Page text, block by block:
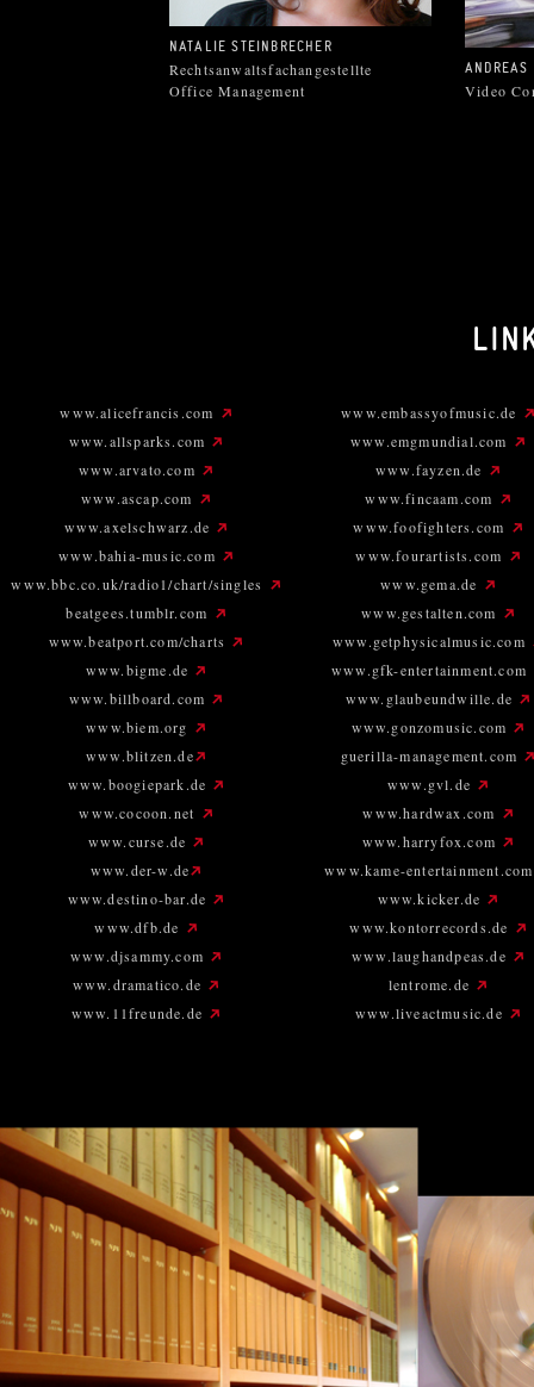
NATALIE STEINBRECHER
Rechtsanwaltsfachangestellte
Office Management
ANDREAS
Video
www.alicefrancis.com
www.allsparks.com
www.arvato.com
www.ascap.com
www.axelschwarz.de
www.bahia-music.com
www.bbc.co.uk/radio1/chart/singles
beatgees.tumblr.com
www.beatport.com/charts
www.bigme.de
www.billboard.com
www.biem.org
www.blitzen.de
www.boogiepark.de
www.cocoon.net
www.curse.de
www.der-w.de
www.destino-bar.de
www.dfb.de
www.djsammy.com
www.dramatico.de
www.11freunde.de
www.embassyofmusic.de
www.emgmundial.com
www.fayzen.de
www.fincaam.com
www.foofighters.com
www.fourartists.com
www.gema.de
www.gestalten.com
www.getphysicalmusic.com
www.gfk-entertainment.com
www.glaubeundwille.de
www.gonzomusic.com
guerilla-management.com
www.gvl.de
www.hardwax.com
www.harryfox.com
www.kame-
www.kicker.de
www.kontorrecords.de
www.laughandpeas.de
lentrome.de
www.liveactmusic.de